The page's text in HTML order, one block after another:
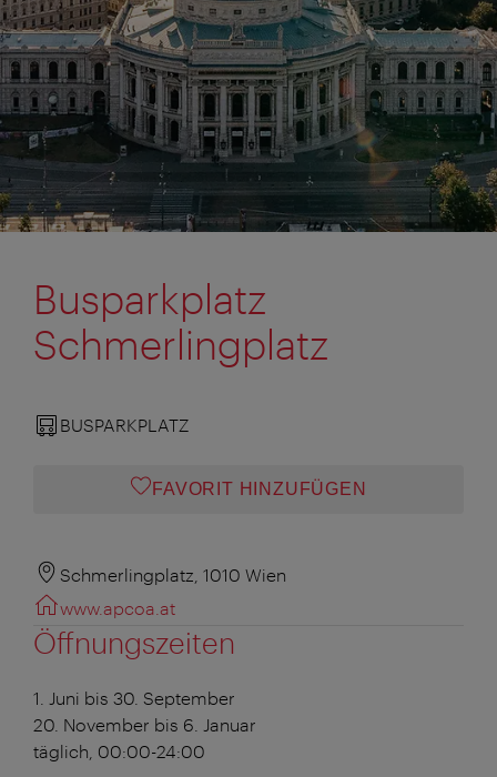
Busparkplatz
Schmerlingplatz
BUSPARKPLATZ
FAVORIT HINZUFÜGEN
Schmerlingplatz, 1010 Wien
www.apcoa.at
Öffnungszeiten
1. Juni bis 30. September
20. November bis 6. Januar
täglich, 00:00-24:00